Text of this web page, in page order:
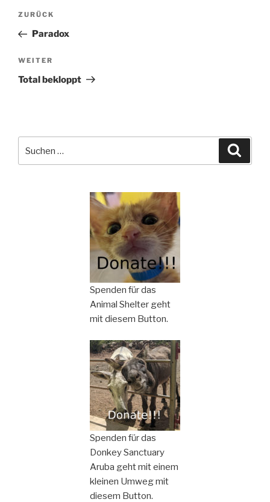
Beitragsnavigation
Vorheriger
Beitrag
ZURÜCK
Paradox
Nächster
Beitrag
WEITER
Total bekloppt
nach:
Spenden für das
Animal Shelter geht
mit diesem Button.
Spenden für das
Donkey Sanctuary
Aruba geht mit einem
kleinen Umweg mit
diesem Button.